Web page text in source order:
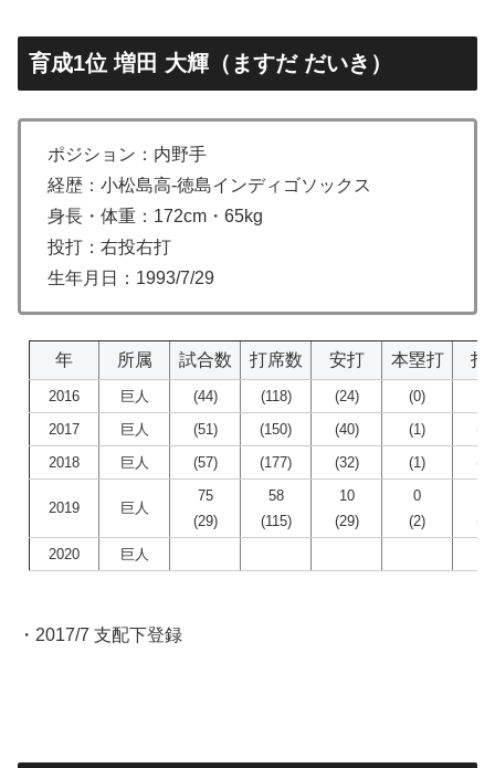
育成1位 増田 大輝（ますだ だいき）
ポジション：内野手
経歴：小松島高-徳島インディゴソックス
身長・体重：172cm・65kg
投打：右投右打
生年月日：1993/7/29
年 所属 試合数 打席数 安打 本塁打 打
2016 巨人 (44) (118) (24) (0)
2017
巨人 (51) (150) (40) (1)
2018
巨人 (57) (177) (32) (1)
2019 巨人
75
(29)
58
(115)
10
(29)
0
(2)
2020
巨人
・2017/7 支配下登録